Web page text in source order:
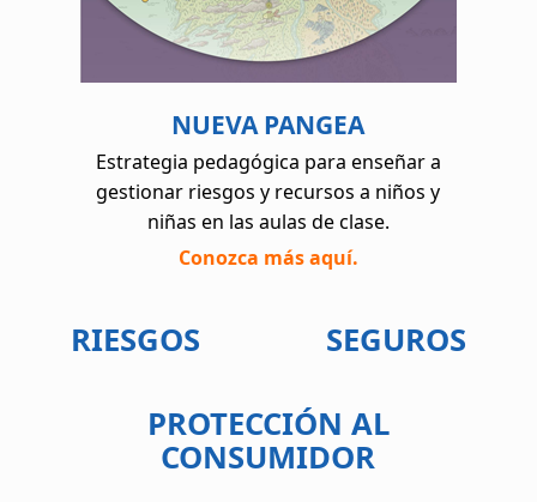
NUEVA PANGEA
Estrategia pedagógica para enseñar a
gestionar riesgos y recursos a niños y
niñas en las aulas de clase.
Conozca más aquí.
RIESGOS
SEGUROS
PROTECCIÓN AL
CONSUMIDOR